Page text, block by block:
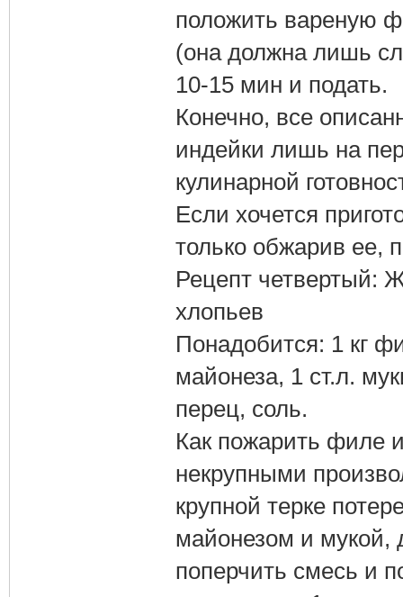
положить вареную
(она должна лишь
10-15 мин и подать.
Конечно, все
индейки лишь на
кулинарной
Если хочется
только обжарив ее,
Рецепт четвертый:
хлопьев
Понадобится: 1 кг
майонеза, 1 ст.л.
перец, соль.
Как пожарить филе
некрупными
крупной терке
майонезом и мукой,
поперчить смесь и